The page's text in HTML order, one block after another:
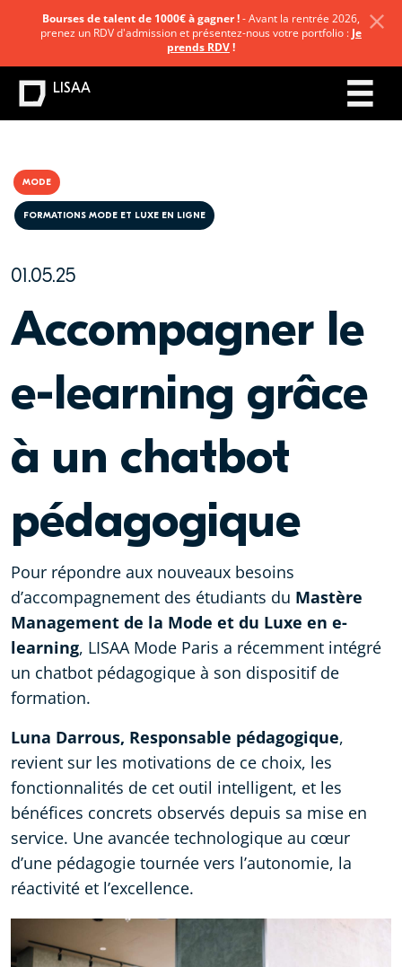
MODE
01.05.25
FORMATIONS MODE ET LUXE EN LIGNE
Accompagner le
e-learning grâce
à un chatbot
pédagogique
Pour répondre aux nouveaux besoins
d’accompagnement des étudiants du Mastère
Management de la Mode et du Luxe en e-
learning, LISAA Mode Paris a récemment intégré
un chatbot pédagogique à son dispositif de
formation.
Luna Darrous, Responsable pédagogique,
revient sur les motivations de ce choix, les
fonctionnalités de cet outil intelligent, et les
bénéfices concrets observés depuis sa mise en
service. Une avancée technologique au cœur
d’une pédagogie tournée vers l’autonomie, la
réactivité et l’excellence.
Bourses de talent de 1000€ à gagner !- Avant la rentrée 2026,
prenez un RDV d'admission et présentez-nous votre portfolio : Je
prends RDV!
LISAA